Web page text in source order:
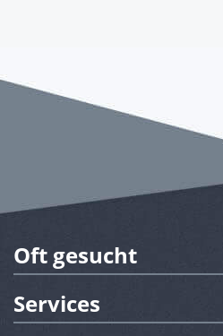
Oft gesucht
Services